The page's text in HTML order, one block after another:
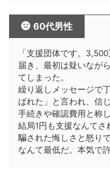
60代男性
「支援団体です。
届き、最初は疑いなが
てしまった。
繰り返しメッセージで
ばれた」と言われ、信
手続きや確認費用と称
結局1円も支援なんてさ
騙された悔しさと怒り
なんて最低だ。本気で